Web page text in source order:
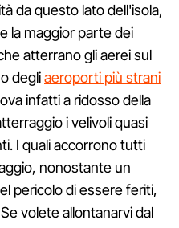
da questo lato dell'isola,
la maggior parte dei
atterrano gli aerei sul
degliaeroporti più strani
infatti a ridosso della
i velivoli quasi
I quali accorrono tutti
nonostante un
pericolo di essere feriti,
volete allontanarvi dal